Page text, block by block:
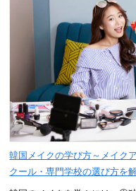
韓国メイクの学び方～メイク
クール・専門学校の選び方を